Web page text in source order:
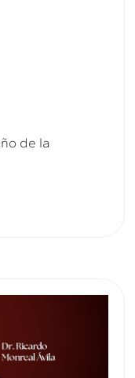
de la